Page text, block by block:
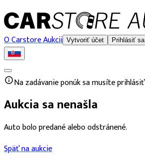
O Carstore Aukcii Vytvoriť účet Prihlásiť sa
Na zadávanie ponúk sa musíte prihlásiť
Aukcia sa nenašla
Auto bolo predané alebo odstránené.
Späť na aukcie